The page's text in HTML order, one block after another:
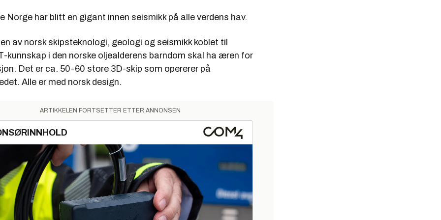
lydbildene fra et stort antall geofoner som ligger i kjente geografiske
utarbeides i 3D.
Geo-Services AS
arbeider i alle havområder i hele verden. Hvert skip opererer gjerne mellom
døgn uten å gå til land. Etterfyller drivstoff og forsyninger til havs og bytter
5. uke med helikopter. Ett skip kan dekke ca. 120 km2 i døgnet.
40-70, derav ca. 15 maritimt, resten seismikkrelatert.
Ca. 100 millioner dollar
Ca. 100 dollar
Norge har blitt en gigant innen seismikk på alle verdens hav.
av norsk skipsteknologi, geologi og seismikk koblet til
kunnskap i den norske oljealderens barndom skal ha æren for
Det er ca. 50-60 store 3D-skip som opererer på
Alle er med norsk design.
ARTIKKELEN FORTSETTER ETTER ANNONSEN